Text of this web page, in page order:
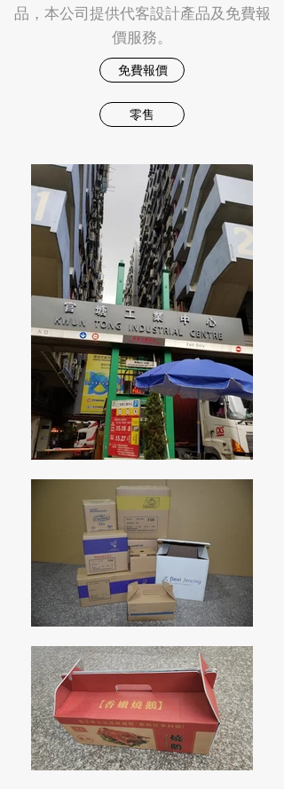
品，本公司提供代客設計產品及免費報
價服務。
免費報價
零售